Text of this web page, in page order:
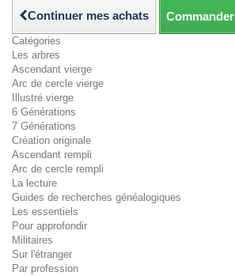
Continuer mes achats Commander
Catégories
Les arbres
Ascendant vierge
Arc de cercle vierge
Illustré vierge
6 Générations
7 Générations
Création originale
Ascendant rempli
Arc de cercle rempli
La lecture
Guides de recherches généalogiques
Les essentiels
Pour approfondir
Militaires
Sur l'étranger
Par profession